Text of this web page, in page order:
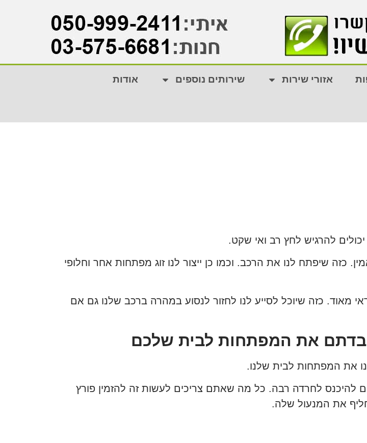
אזורי שירות שירותים נוספים אודות
להרגיש לחץ רב ואי שקט.
כזה שיפתח לנו את הרכב. וכמו כן ייצור לנו זוג מפתחות אחר וחלופי
מאוד. כזה שיוכל לסייע לנו לחזור לנסוע במהרה ברכב שלנו גם אם
את המפתחות לבית שלכם
את המפתחות לבית שלנו.
להיכנס לחרדה רבה. כל מה שאתם צריכים לעשות זה להזמין פורץ
את המנעול שלה.